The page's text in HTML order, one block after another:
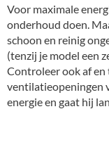
Voor maximale
onderhoud doen.
schoon en reinig
(tenzij je model een
Controleer ook af en
ventilatieopeningen
energie en gaat hij